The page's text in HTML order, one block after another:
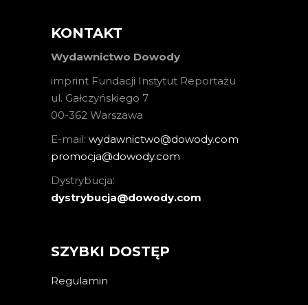
KONTAKT
Wydawnictwo Dowody
imprint Fundacji Instytut Reportażu
ul. Gałczyńskiego 7
00-362 Warszawa
E-mail: wydawnictwo@dowody.com
promocja@dowody.com
Dystrybucja:
dystrybucja@dowody.com
SZYBKI DOSTĘP
Regulamin